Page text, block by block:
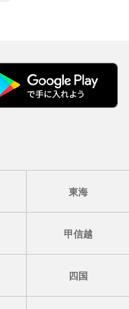
東海
甲信越
四国